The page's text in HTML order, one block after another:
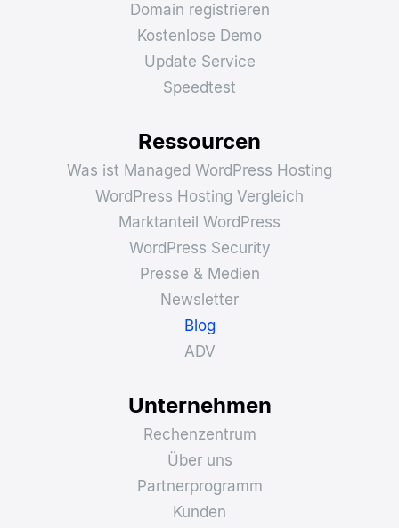
Domain registrieren
Kostenlose Demo
Update Service
Speedtest
Ressourcen
Was ist Managed WordPress Hosting
WordPress Hosting Vergleich
Marktanteil WordPress
WordPress Security
Presse & Medien
Newsletter
Blog
ADV
Unternehmen
Rechenzentrum
Über uns
Partnerprogramm
Kunden